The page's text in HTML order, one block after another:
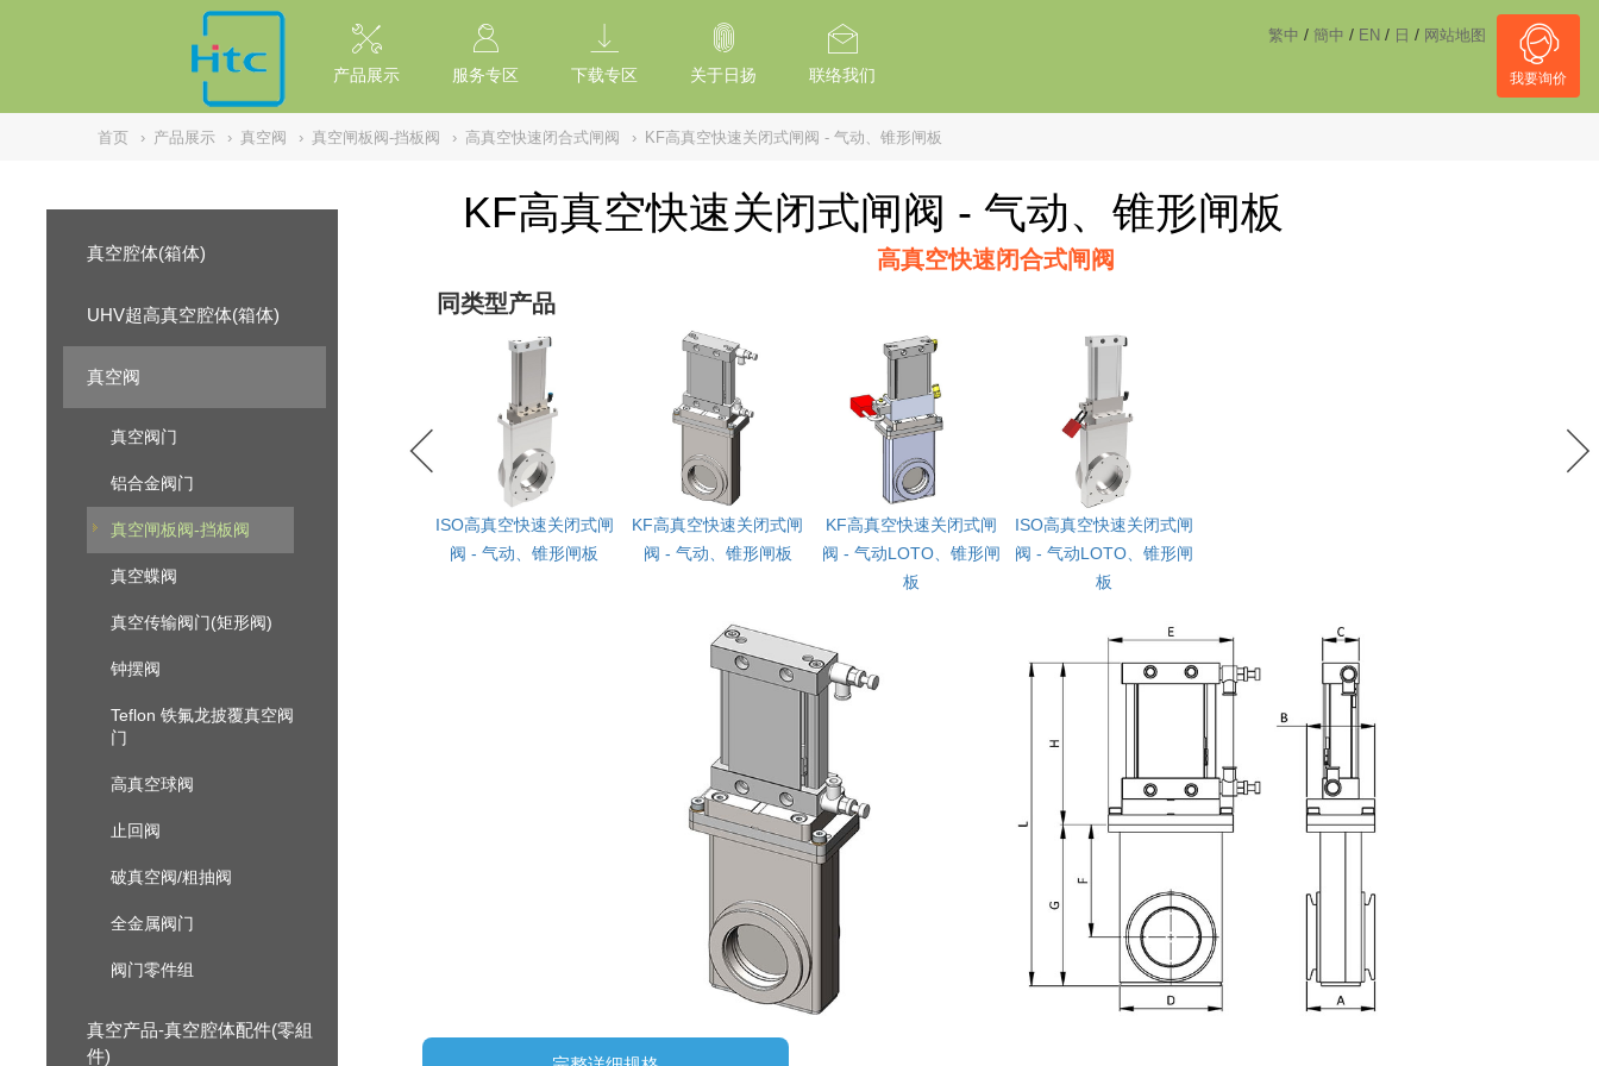
// replaced by scott on 2026/7/20 reason: high risk: Unsafe Implementation Of Subresource Integrity /*
繁中 / 簡中 / EN / 日 / 网站地图
我要询价
产品展示 服务专区 下载专区 关于日扬 联络我们
首页 › 产品展示 › 真空阀 › 真空闸板阀-挡板阀 › 高真空快速闭合式闸阀 › KF高真空快速关闭式闸阀 - 气动、锥形闸板
真空腔体(箱体)
UHV超高真空腔体(箱体)
真空阀
真空阀门
铝合金阀门
真空闸板阀-挡板阀
真空蝶阀
真空传输阀门(矩形阀)
钟摆阀
Teflon 铁氟龙披覆真空阀
门
高真空球阀
止回阀
破真空阀/粗抽阀
全金属阀门
阀门零件组
真空产品-真空腔体配件(零組
件)
KF高真空快速关闭式闸阀 - 气动、锥形闸板
高真空快速闭合式闸阀
同类型产品
ISO高真空快速关闭式闸
阀 - 气动、锥形闸板
KF高真空快速关闭式闸
阀 - 气动、锥形闸板
KF高真空快速关闭式闸
阀 - 气动LOTO、锥形闸
板
ISO高真空快速关闭式闸
阀 - 气动LOTO、锥形闸
板